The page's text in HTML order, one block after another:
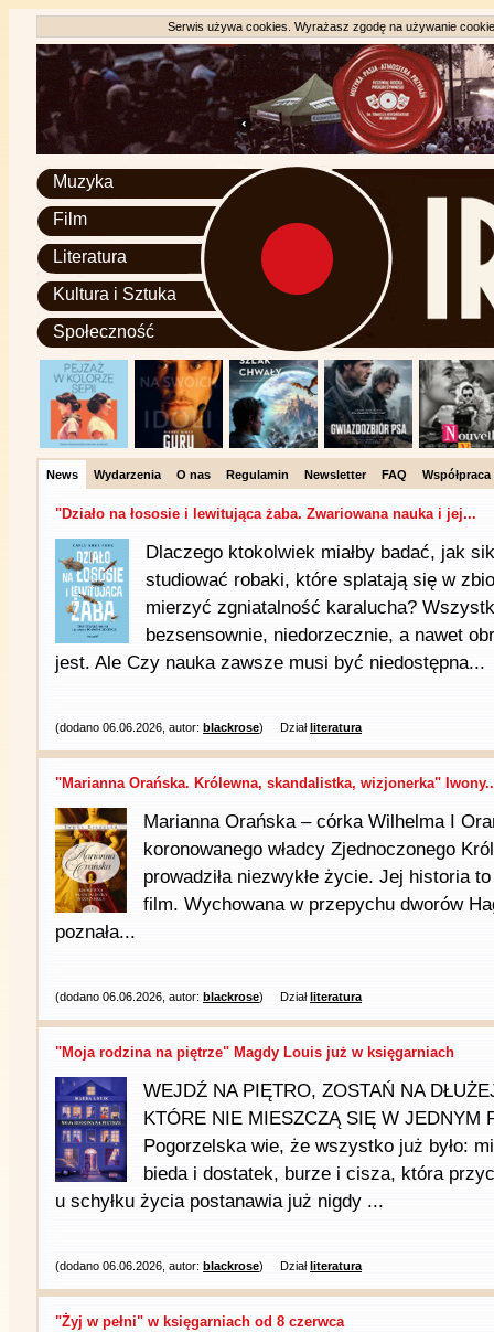
Serwis używa cookies. Wyrażasz zgodę na używanie
Muzyka
Film
Literatura
Kultura i Sztuka
Społeczność
News Wydarzenia O nas Regulamin Newsletter FAQ Współpraca
"Działo na łososie i lewitująca żaba. Zwariowana nauka i jej...
Dlaczego ktokolwiek miałby badać, jak
studiować robaki, które splatają się w
mierzyć zgniatalność karalucha?
bezsensownie, niedorzecznie, a nawet
jest. Ale Czy nauka zawsze musi być niedostępna...
(dodano 06.06.2026, autor: blackrose) Działliteratura
"Marianna Orańska. Królewna, skandalistka, wizjonerka"
Marianna Orańska – córka Wilhelma I
koronowanego władcy Zjednoczonego
prowadziła niezwykłe życie. Jej historia
film. Wychowana w przepychu dworów
poznała...
(dodano 06.06.2026, autor: blackrose) Działliteratura
"Moja rodzina na piętrze" Magdy Louis już w księgarniach
WEJDŹ NA PIĘTRO, ZOSTAŃ NA
KTÓRE NIE MIESZCZĄ SIĘ W JEDNYM
Pogorzelska wie, że wszystko już było:
bieda i dostatek, burze i cisza, która
u schyłku życia postanawia już nigdy ...
(dodano 06.06.2026, autor: blackrose) Działliteratura
"Żyj w pełni" w księgarniach od 8 czerwca